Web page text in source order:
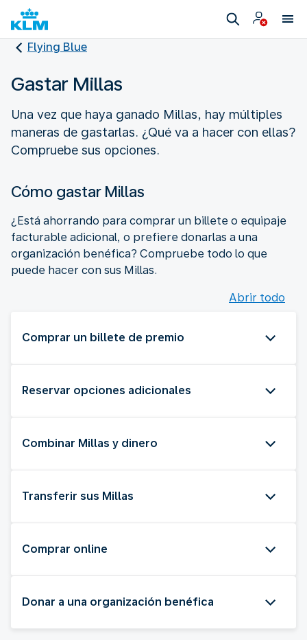
Flying Blue
Gastar Millas
Una vez que haya ganado Millas, hay múltiples
maneras de gastarlas. ¿Qué va a hacer con ellas?
Compruebe sus opciones.
Cómo gastar Millas
¿Está ahorrando para comprar un billete o equipaje
facturable adicional, o prefiere donarlas a una
organización benéfica? Compruebe todo lo que
puede hacer con sus Millas.
Abrir todo
Comprar un billete de premio
Reservar opciones adicionales
Combinar Millas y dinero
Transferir sus Millas
Comprar online
Donar a una organización benéfica